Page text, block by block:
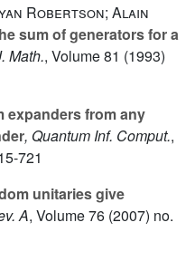
Robertson; Alain
sum of generators for a
Math., Volume 81 (1993)
expanders from any
, Quantum Inf. Comput.,
721
unitaries give
A, Volume 76 (2007) no.